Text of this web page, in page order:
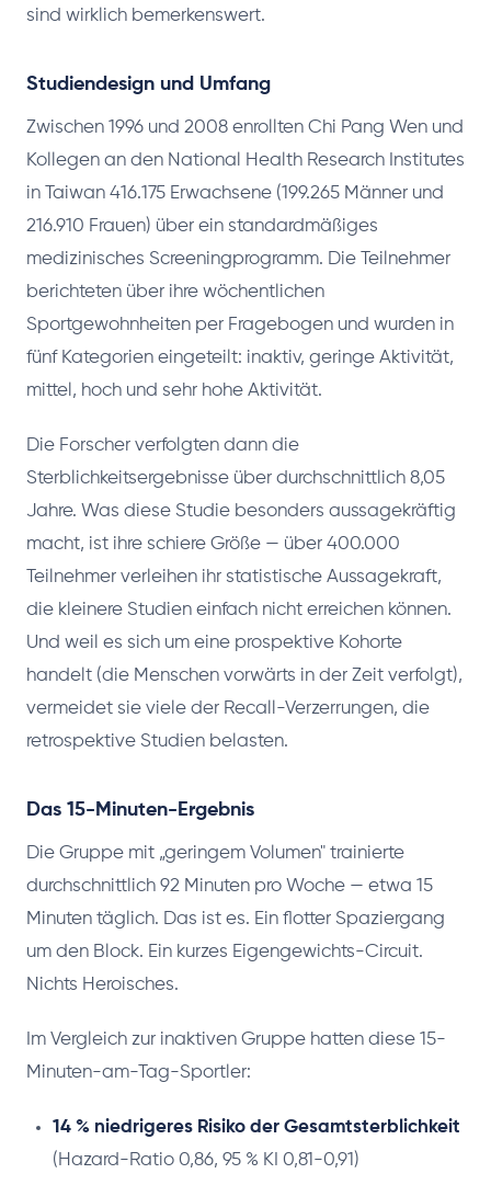
sind wirklich bemerkenswert.
Studiendesign und Umfang
Zwischen 1996 und 2008 enrollten Chi Pang Wen und
Kollegen an den National Health Research Institutes
in Taiwan 416.175 Erwachsene (199.265 Männer und
216.910 Frauen) über ein standardmäßiges
medizinisches Screeningprogramm. Die Teilnehmer
berichteten über ihre wöchentlichen
Sportgewohnheiten per Fragebogen und wurden in
fünf Kategorien eingeteilt: inaktiv, geringe Aktivität,
mittel, hoch und sehr hohe Aktivität.
Die Forscher verfolgten dann die
Sterblichkeitsergebnisse über durchschnittlich 8,05
Jahre. Was diese Studie besonders aussagekräftig
macht, ist ihre schiere Größe — über 400.000
Teilnehmer verleihen ihr statistische Aussagekraft,
die kleinere Studien einfach nicht erreichen können.
Und weil es sich um eine prospektive Kohorte
handelt (die Menschen vorwärts in der Zeit verfolgt),
vermeidet sie viele der Recall-Verzerrungen, die
retrospektive Studien belasten.
Das 15-Minuten-Ergebnis
Die Gruppe mit „geringem Volumen" trainierte
durchschnittlich 92 Minuten pro Woche — etwa 15
Minuten täglich. Das ist es. Ein flotter Spaziergang
um den Block. Ein kurzes Eigengewichts-Circuit.
Nichts Heroisches.
Im Vergleich zur inaktiven Gruppe hatten diese 15-
Minuten-am-Tag-Sportler:
14 % niedrigeres Risiko der Gesamtsterblichkeit
(Hazard-Ratio 0,86, 95 % KI 0,81-0,91)